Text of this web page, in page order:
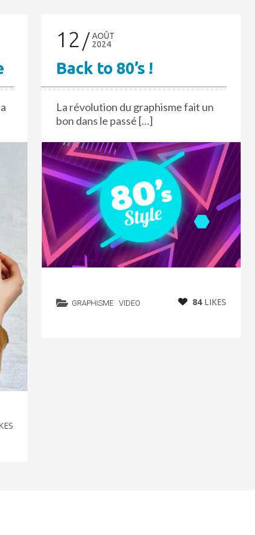
12
AOÛT
2024
Back to 80’s !
La révolution du graphisme fait un
bon dans le passé […]
GRAPHISME VIDEO 84LIKES